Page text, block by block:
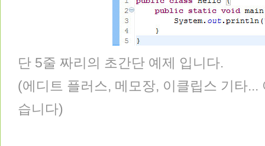
단 5줄 짜리의 초간단 예제 입니다.
(에디트 플러스, 메모장, 이클립스 기타
습니다)